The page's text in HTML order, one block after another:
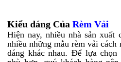
Kiểu dáng Của Rèm Vải
Hiện nay, nhiều nhà sản
nhiều những mẫu rèm vải
dáng khác nhau. Để lựa